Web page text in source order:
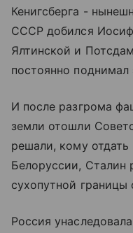
Кенигсберга -
СССР добился
Ялтинской и
постоянно поднимал
И после разгрома
земли отошли
решали, кому
Белоруссии,
сухопутной границы
Россия